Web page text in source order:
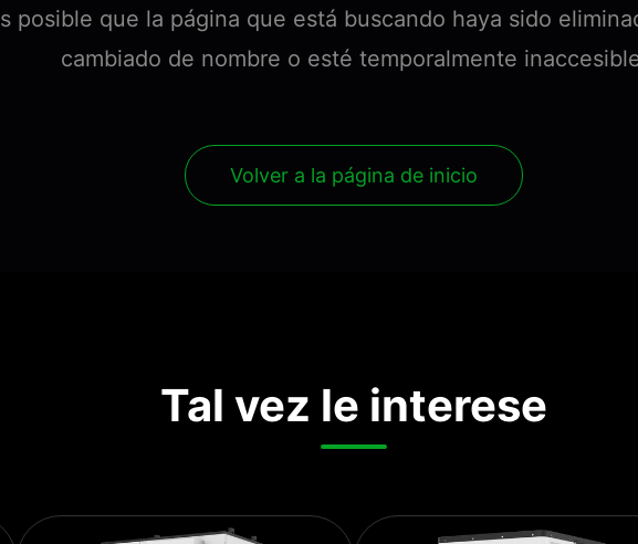
posible que la página que está buscando haya sido
cambiado de nombre o esté temporalmente
Volver a la página de inicio
Tal vez le interese